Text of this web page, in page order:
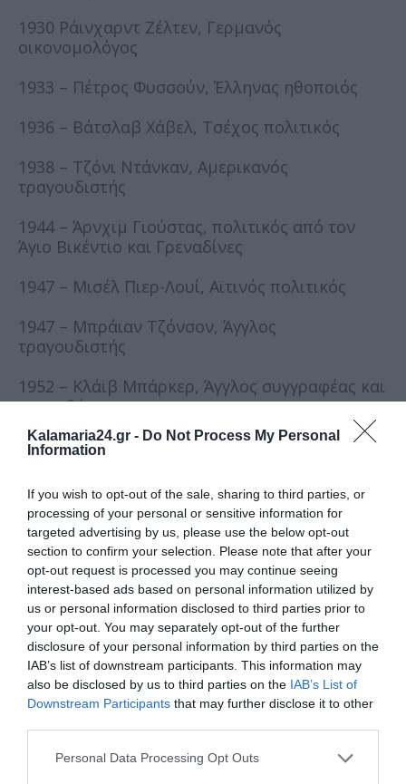
Kalamaria24.gr - Do Not Process My Personal
Information
If you wish to opt-out of the sale, sharing to third parties, or
processing of your personal or sensitive information for
targeted advertising by us, please use the below opt-out
section to confirm your selection. Please note that after your
opt-out request is processed you may continue seeing
interest-based ads based on personal information utilized by
us or personal information disclosed to third parties prior to
your opt-out. You may separately opt-out of the further
disclosure of your personal information by third parties on the
IAB’s list of downstream participants. This information may
also be disclosed by us to third parties on the IAB’s List of
Downstream Participants that may further disclose it to other
Personal Data Processing Opt Outs
1930 Ράινχαρντ Ζέλτεν, Γερμανός
οικονομολόγος
1933 – Πέτρος Φυσσούν, Έλληνας ηθοποιός
1936 – Βάτσλαβ Χάβελ, Τσέχος πολιτικός
1938 – Τζόνι Ντάνκαν, Αμερικανός
τραγουδιστής
1944 – Άρνχιμ Γιούστας, πολιτικός από τον
Άγιο Βικέντιο και Γρεναδίνες
1947 – Μισέλ Πιερ-Λουί, Αϊτινός πολιτικός
1947 – Μπράιαν Τζόνσον, Άγγλος
τραγουδιστής
1952 – Κλάιβ Μπάρκερ, Άγγλος συγγραφέας και
σκηνοθέτης
1952 – Ιμομάλι Ραχμόν, πολιτικός από το
1955 – Ευγένιος Αρανίτσης, Έλληνας
συγγραφέας
1958 – Νιλ Ντεγκράς Τάισον, Αμερικανός
αστροφυσικός
1967 – Γκάι Πιρς, Αυστραλός ηθοποιός
1969 – Γιάννης Κότσιρας, Έλληνας
τραγουδιστής
1975 – Κέιτ Γουίνσλετ, Αγγλίδα ηθοποιός
1983 – Τζέσι Άιζενμπεργκ, Αμερικανός